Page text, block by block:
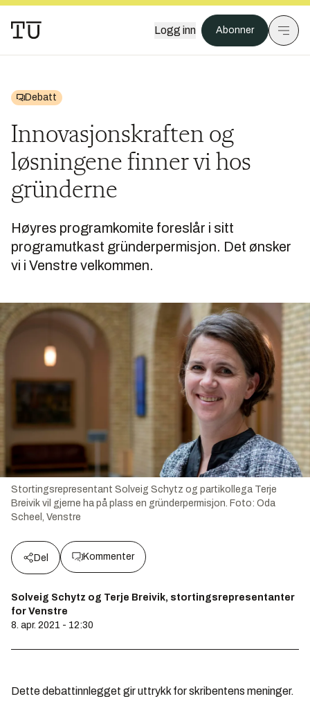
Logg inn Abonner
Debatt
Innovasjonskraften og
løsningene finner vi hos
gründerne
Høyres programkomite foreslår i sitt
programutkast gründerpermisjon. Det ønsker
vi i Venstre velkommen.
Stortingsrepresentant Solveig Schytz og partikollega Terje
Breivik vil gjerne ha på plass en gründerpermisjon. Foto: Oda
Scheel, Venstre
Del Kommenter
Solveig Schytz og Terje Breivik, stortingsrepresentanter
for Venstre
8. apr. 2021 - 12:30
Dette debattinnlegget gir uttrykk for skribentens meninger.